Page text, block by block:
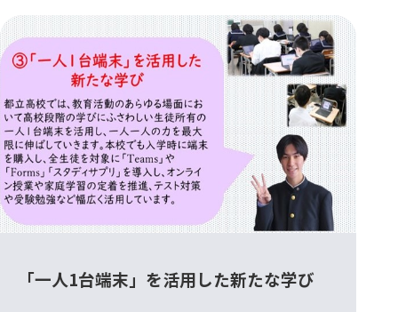
「一人1台端末」を活用した新たな学び